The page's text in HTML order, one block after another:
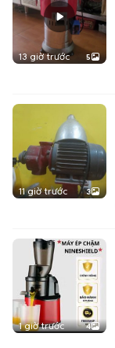
13 giờ trước 5
11 giờ trước 3
1 giờ trước 4